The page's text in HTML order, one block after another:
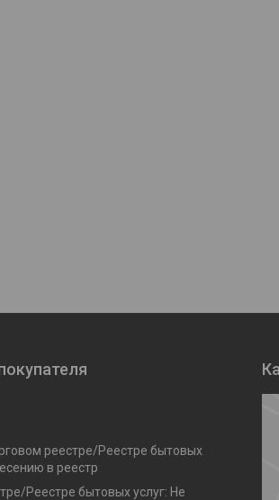
реестре/Реестре бытовых
в реестр
Реестре бытовых услуг: Не